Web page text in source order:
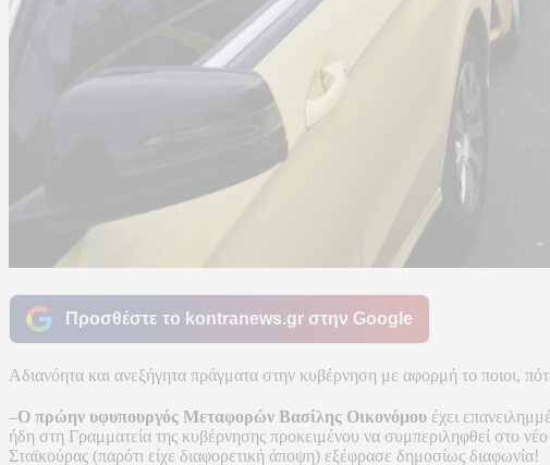
Προσθέστε το kontranews.gr στην Google
Αδιανόητα και ανεξήγητα πράγματα στην κυβέρνηση με αφορμή το ποιοι,
–Ο πρώην υφυπουργός Μεταφορών Βασίλης Οικονόμου έχει
ήδη στη Γραμματεία της κυβέρνησης προκειμένου να συμπεριληφθεί στο
Σταϊκούρας (παρότι είχε διαφορετική άποψη) εξέφρασε δημοσίως διαφωνία!